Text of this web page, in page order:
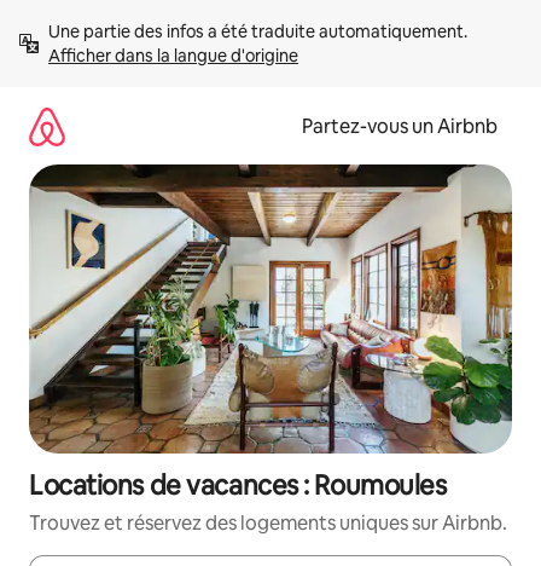
directement
Afficher dans la langue d'origine
Partez-vous un Airbnb
Locations de vacances : Roumoules
Trouvez et réservez des logements uniques sur Airbnb.